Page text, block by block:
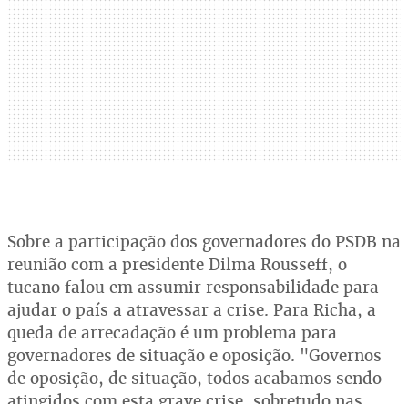
Sobre a participação dos governadores do PSDB na
reunião com a presidente Dilma Rousseff, o
tucano falou em assumir responsabilidade para
ajudar o país a atravessar a crise. Para Richa, a
queda de arrecadação é um problema para
governadores de situação e oposição. "Governos
de oposição, de situação, todos acabamos sendo